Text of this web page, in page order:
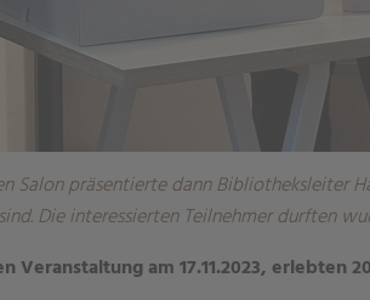
Salon präsentierte dann Bibliotheksleiter
Die interessierten Teilnehmer durften
Veranstaltung am 17.11.2023,